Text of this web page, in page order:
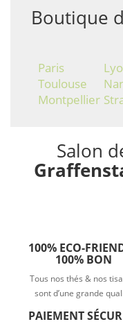
Boutique
Paris
Toulouse
Montpellier
Salon
100% ECO-
100% BON
Tous nos thés & nos
sont d’une grande
PAIEMENT